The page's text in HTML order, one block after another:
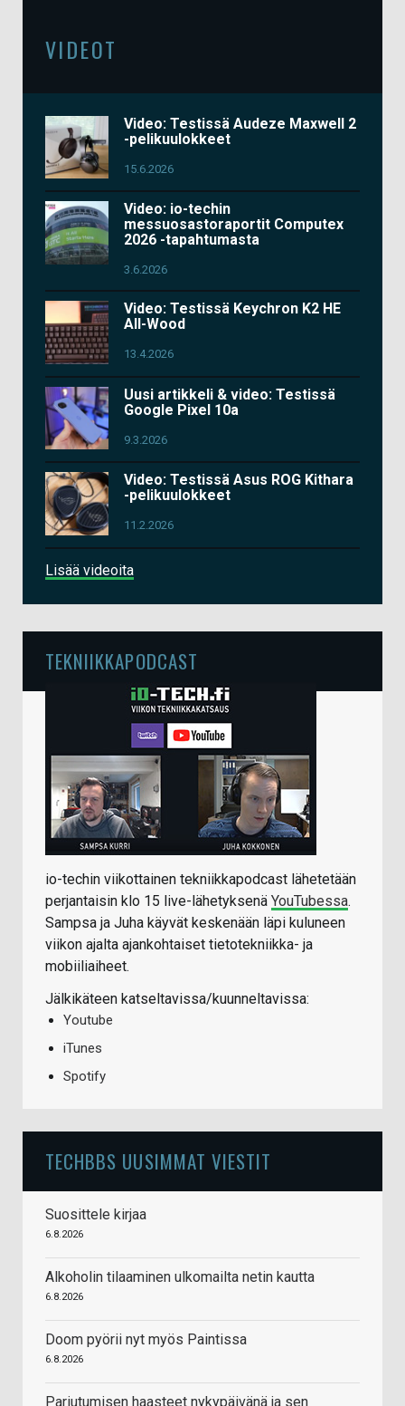
VIDEOT
Video: Testissä Audeze Maxwell 2
-pelikuulokkeet
15.6.2026
Video: io-techin
messuosastoraportit Computex
2026 -tapahtumasta
3.6.2026
Video: Testissä Keychron K2 HE
All-Wood
13.4.2026
Uusi artikkeli & video: Testissä
Google Pixel 10a
9.3.2026
Video: Testissä Asus ROG Kithara
-pelikuulokkeet
11.2.2026
Lisää videoita
TEKNIIKKAPODCAST
io-techin viikottainen tekniikkapodcast lähetetään
perjantaisin klo 15 live-lähetyksenä YouTubessa.
Sampsa ja Juha käyvät keskenään läpi kuluneen
viikon ajalta ajankohtaiset tietotekniikka- ja
mobiiliaiheet.
Jälkikäteen katseltavissa/kuunneltavissa:
Youtube
iTunes
Spotify
TECHBBS UUSIMMAT VIESTIT
Suosittele kirjaa
6.8.2026
Alkoholin tilaaminen ulkomailta netin kautta
6.8.2026
Doom pyörii nyt myös Paintissa
6.8.2026
Pariutumisen haasteet nykypäivänä ja sen